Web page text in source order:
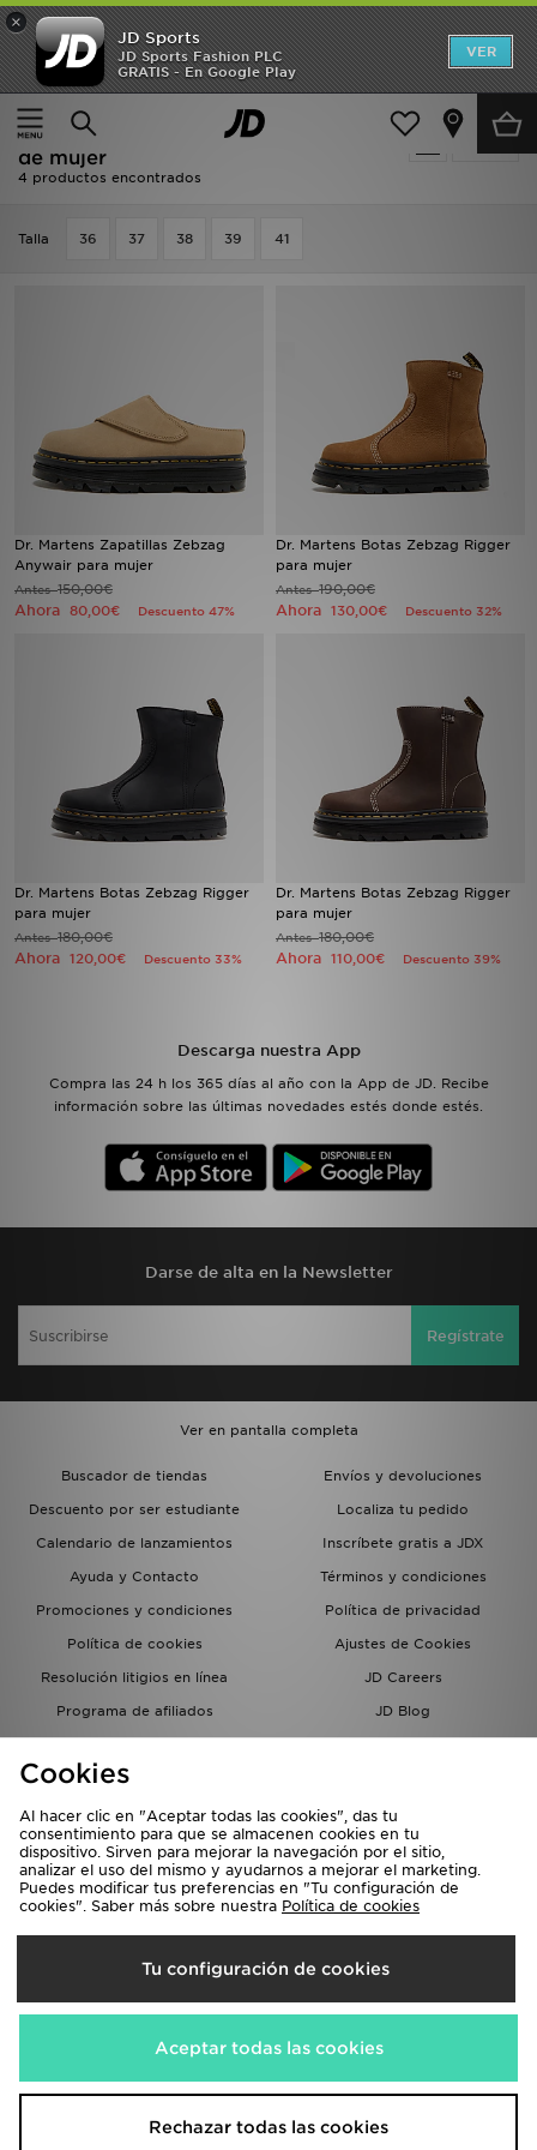
×
JD Sports
JD Sports Fashion PLC
GRATIS - En Google Play
VER
Página principal
Mujer Calzado de mujer
Oferta | Mujer - Dr. Martens Calzado
de mujer
4 productos encontrados
Talla 36 37 38 39 41
Dr. Martens Zapatillas Zebzag
Anywair para mujer
Antes150,00€
Ahora 80,00€ Descuento 47%
Dr. Martens Botas Zebzag Rigger
para mujer
Antes190,00€
Ahora 130,00€ Descuento 32%
Dr. Martens Botas Zebzag Rigger
para mujer
Antes180,00€
Ahora 120,00€ Descuento 33%
Dr. Martens Botas Zebzag Rigger
para mujer
Antes180,00€
Ahora 110,00€ Descuento 39%
Descarga nuestra App
Compra las 24 h los 365 días al año con la App de JD. Recibe
información sobre las últimas novedades estés donde estés.
Darse de alta en la Newsletter
Regístrate
Ver en pantalla completa
Buscador de tiendas
Envíos y devoluciones
Descuento por ser estudiante
Localiza tu pedido
Calendario de lanzamientos
Inscríbete gratis a JDX
Ayuda y Contacto
Términos y condiciones
Promociones y condiciones
Política de privacidad
Política de cookies
Ajustes de Cookies
Resolución litigios en línea
JD Careers
Programa de afiliados
JD Blog
del grupo JD - Whistleblowing
Selecciona País
España
Aceptamos las siguientes formas de pago
Visita nuestra página corporativa enwww.jdplc.com
Hombre
Mujer
Niños
JD Fútbol
Ofertas
TARJETA REGALO
MI JD
Cookies
Al hacer clic en "Aceptar todas las cookies", das tu
consentimiento para que se almacenen cookies en tu
dispositivo. Sirven para mejorar la navegación por el sitio,
analizar el uso del mismo y ayudarnos a mejorar el marketing.
Puedes modificar tus preferencias en "Tu configuración de
cookies". Saber más sobre nuestra Política de cookies
Tu configuración de cookies
Aceptar todas las cookies
Rechazar todas las cookies